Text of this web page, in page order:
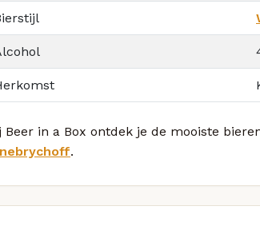
Beer in a Box ontdek je de mooiste
.